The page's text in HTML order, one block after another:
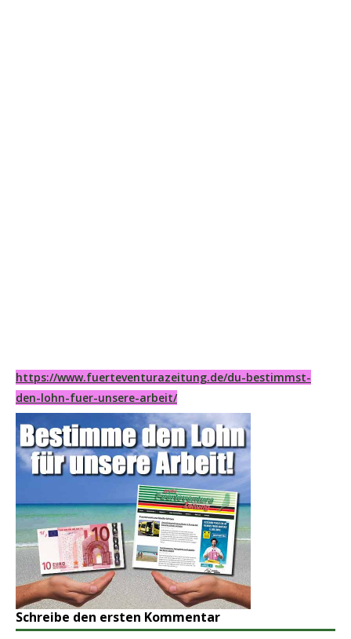
https://www.fuerteventurazeitung.de/du-bestimmst-
den-lohn-fuer-unsere-arbeit/
Schreibe den ersten Kommentar